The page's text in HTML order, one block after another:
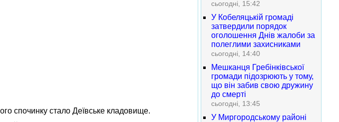
спочинку стало Деївське кладовище.
сьогодні, 15:42
У Кобеляцькій громаді
затвердили порядок
оголошення Днів жалоби за
полеглими захисниками
сьогодні, 14:40
Мешканця Гребінківської
громади підозрюють у тому,
що він забив свою дружину
до смерті
сьогодні, 13:45
У Миргородському районі